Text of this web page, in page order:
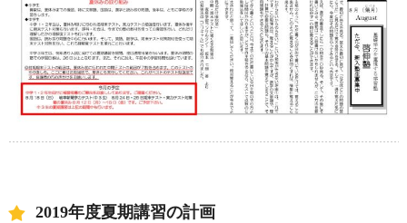
2019年度夏期講習の計画